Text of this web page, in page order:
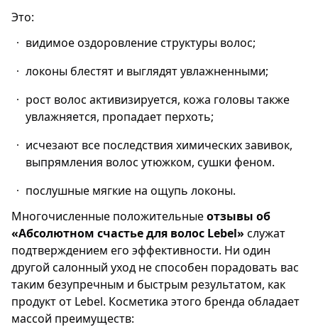
Это:
видимое оздоровление структуры волос;
локоны блестят и выглядят увлажненными;
рост волос активизируется, кожа головы также
увлажняется, пропадает перхоть;
исчезают все последствия химических завивок,
выпрямления волос утюжком, сушки феном.
послушные мягкие на ощупь локоны.
Многочисленные положительныеотзывы об
«Абсолютном счастье для волос Lebel»служат
подтверждением его эффективности. Ни один
другой салонный уход не способен порадовать вас
таким безупречным и быстрым результатом, как
продукт от Lebel. Косметика этого бренда обладает
массой преимуществ: